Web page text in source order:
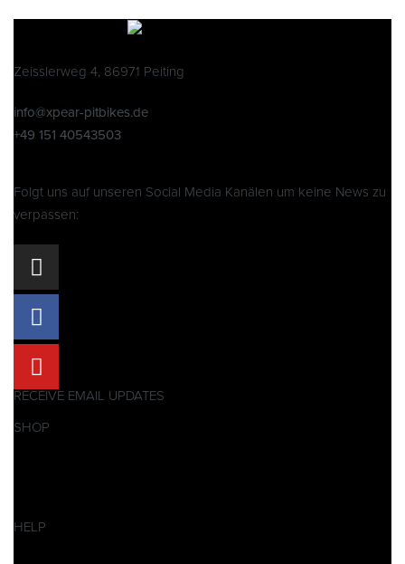
Zeisslerweg 4, 86971 Peiting
info@xpear-pitbikes.de
+49 151 40543503
Folgt uns auf unseren Social Media Kanälen um keine News zu
verpassen:
RECEIVE EMAIL UPDATES
SHOP
HELP